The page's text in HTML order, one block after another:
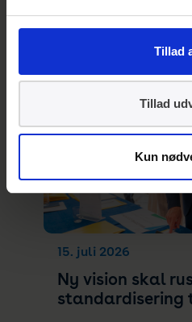
Tillad
Tillad
Kun
15. juli 2026
Ny vision skal
standardisering